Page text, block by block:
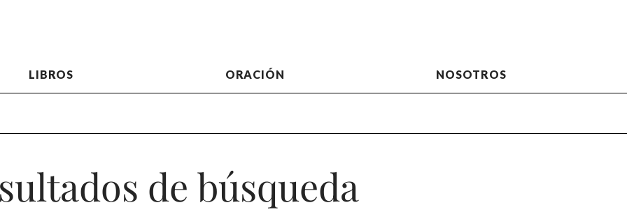
LIBROS ORACIÓN NOSOTROS
de búsqueda